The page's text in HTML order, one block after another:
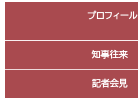
プロフィール
知事往来
記者会見